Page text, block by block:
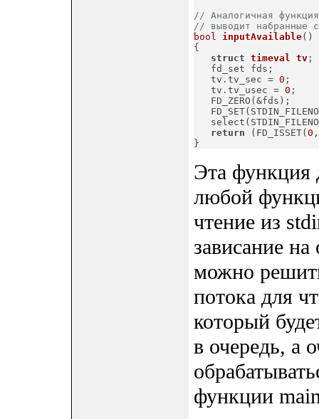
// Аналогичная
// выводит набранные
bool
inputAvailable()
{
struct timeval tv;
   fd_set fds;
   tv.tv_sec =
0 ;
   tv.tv_usec =
0 ;
   FD_ZERO(&fds);
return (FD_ISSET(0
}
Эта функция
любой
чтение из
зависание
можно
потока для
который
в очередь, а
функции